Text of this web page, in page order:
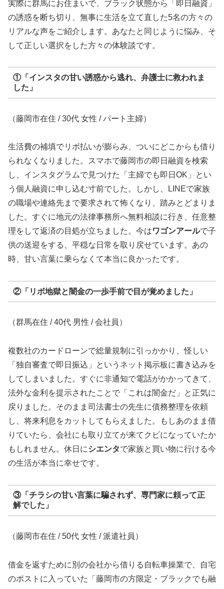
実際に群馬にお住まいで、ブラック状態から「即日融資」
の誘惑を断ち切り、無事に生活を立て直した5名の方々の
リアルな声をご紹介します。あなたと同じように悩み、そ
して正しい選択をした方々の体験談です。
①「インスタの甘い誘惑から逃れ、弁護士に救われま
した」
（藤岡市在住 / 30代 女性 / パート主婦）
生活費の補填でリボ払いが膨らみ、ついにどこからも借り
られなくなりました。スマホで藤岡市の即日融資を検索
し、インスタグラムで見つけた「主婦でも即日OK」とい
う個人融資に申し込む寸前でした。しかし、LINEで家族
の職場や連絡先まで要求されて怖くなり、踏みとどまりま
した。すぐに地元の法律事務所へ無料相談に行き、任意整
理をして返済の目処が立ちました。今はワゴンアールで子
供の送迎をする、平穏な日常を取り戻せています。あの
時、甘い言葉に乗らなくて本当に良かったです。
②「リボ地獄と闇金の一歩手前で目が覚めました」
（群馬在住 / 40代 男性 / 会社員）
複数社のカードローンで総量規制に引っかかり、怪しい
「独自審査で即日振込」というネット掲示板に書き込みを
してしまいました。すぐに非通知で電話がかかってきて、
法外な金利を提示されたことで「これは闇金だ」と正気に
戻りました。そのまま司法書士の先生に債務整理を依頼
し、将来利息をカットしてもらえました。もしあのまま借
りていたら、会社にも取り立てが来てクビになっていたか
もしれません。休日にシエンタで家族と買い物に行ける今
の生活が本当に幸せです。
③「チラシの甘い言葉に騙されず、専門家に頼って正
解でした」
（藤岡市在住 / 50代 女性 / 派遣社員）
借金を返すために別の会社から借りる自転車操業で、自宅
のポストに入っていた「藤岡市の方限定・ブラックでも融